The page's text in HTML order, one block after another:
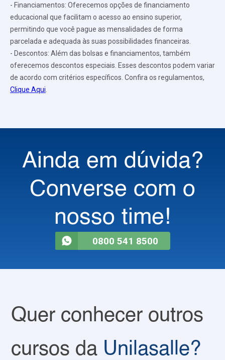
- Financiamentos: Oferecemos opções de financiamento
educacional que facilitam o acesso ao ensino superior,
permitindo que você pague as mensalidades de forma
parcelada e adequada às suas possibilidades financeiras.
- Descontos: Além das bolsas e financiamentos, também
oferecemos descontos especiais. Esses descontos podem variar
de acordo com critérios específicos. Confira os regulamentos,
Clique Aqui
Ainda em dúvida?
Converse com o
nosso time!
0800 541 8500
Quer conhecer outros
cursos da Unilasalle?